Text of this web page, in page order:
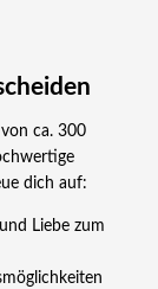
ca. 300
dich auf:
Liebe zum